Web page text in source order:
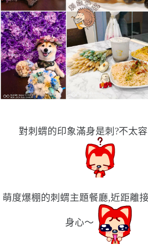
對刺蝟的印象滿身是刺?不太
萌度爆棚的刺蝟主題餐廳,近距離
身心〜